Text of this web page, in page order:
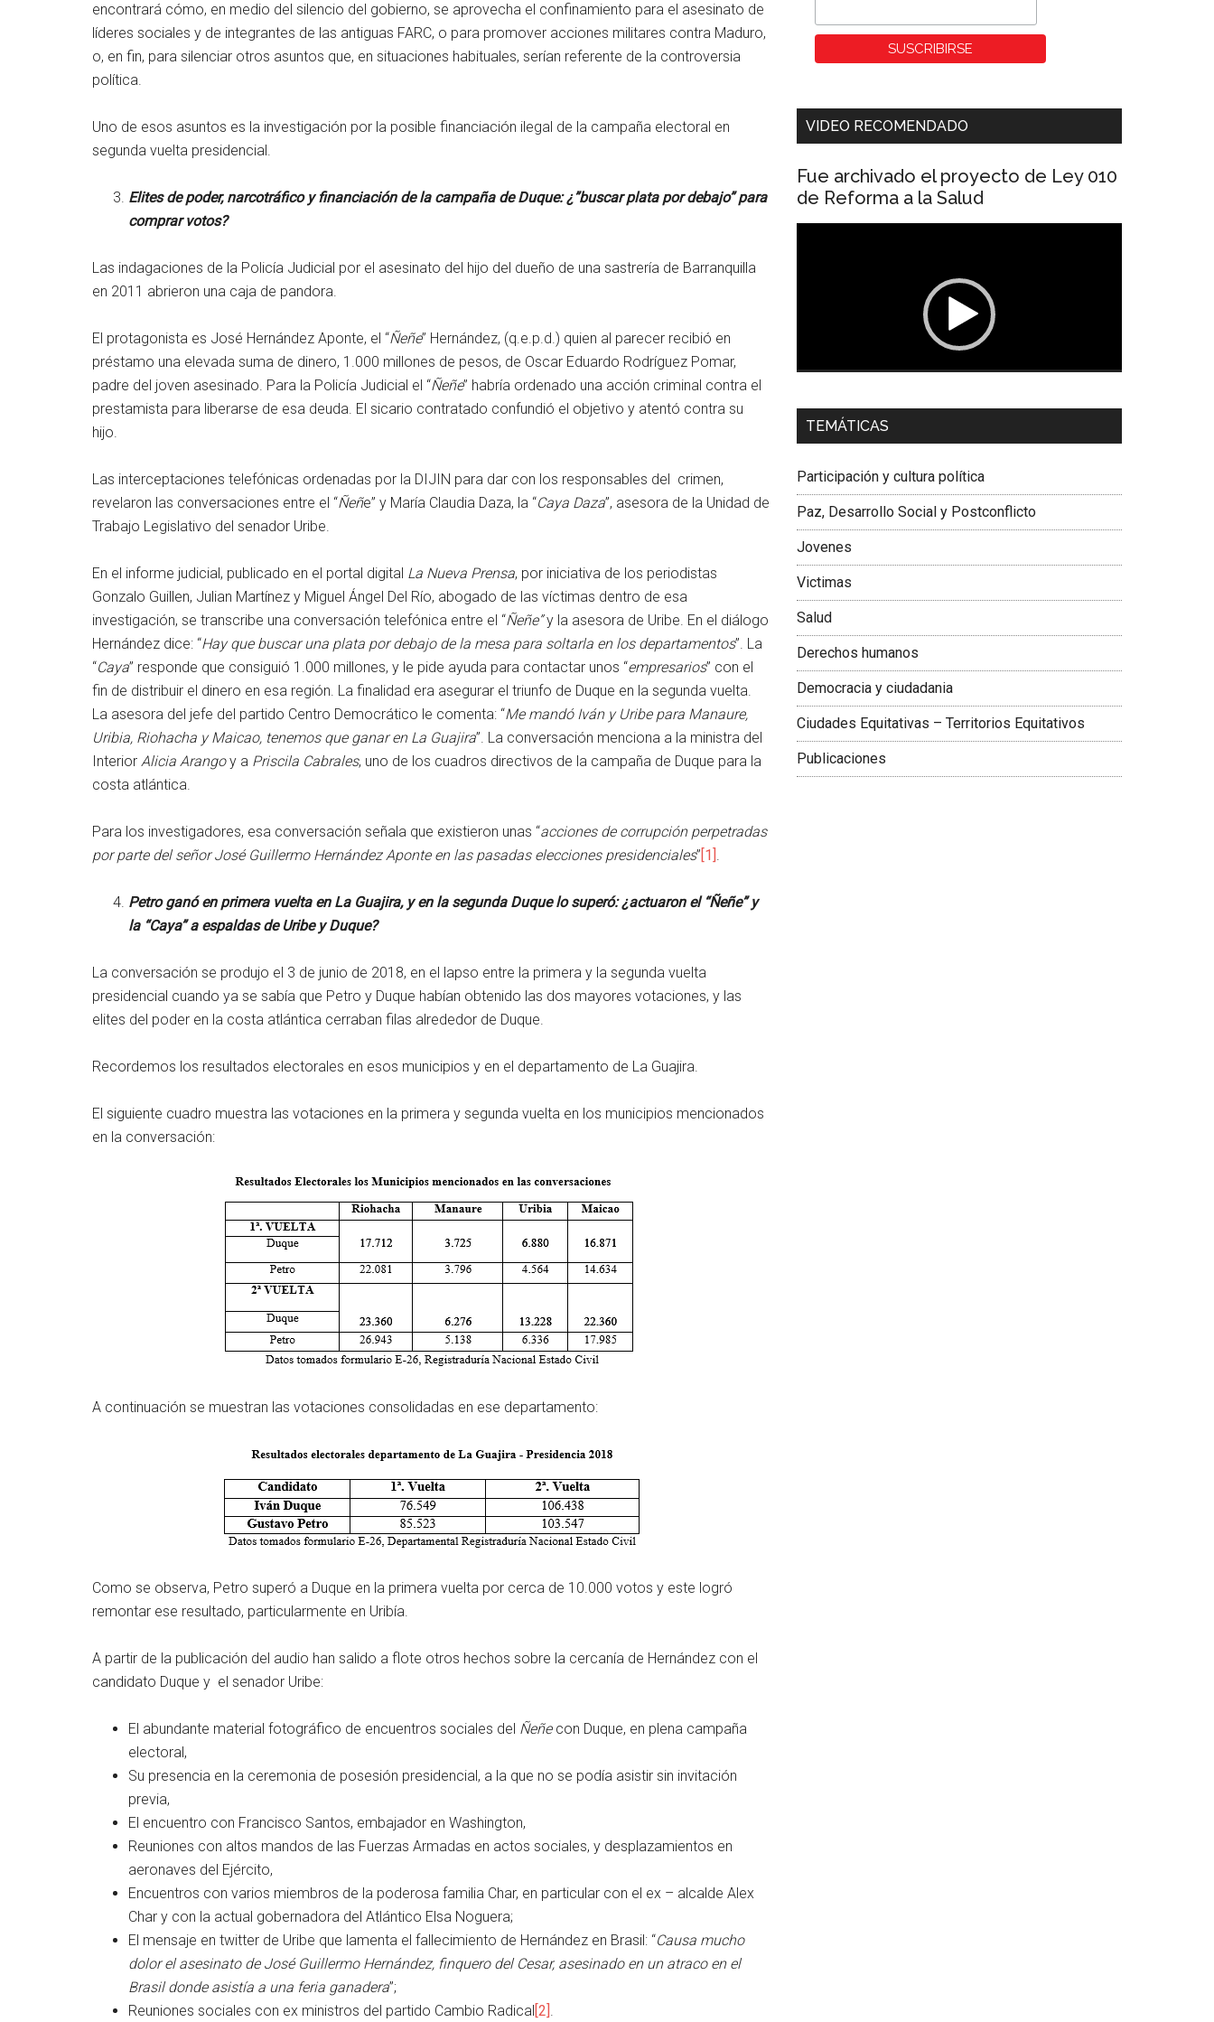
encontrará cómo, en medio del silencio del gobierno, se aprovecha el confinamiento para el asesinato de
líderes sociales y de integrantes de las antiguas FARC, o para promover acciones militares contra Maduro,
o, en fin, para silenciar otros asuntos que, en situaciones habituales, serían referente de la controversia
política.
Uno de esos asuntos es la investigación por la posible financiación ilegal de la campaña electoral en
segunda vuelta presidencial.
Elites de poder, narcotráfico y financiación de la campaña de Duque: ¿”buscar plata por debajo” para
comprar votos?
Las indagaciones de la Policía Judicial por el asesinato del hijo del dueño de una sastrería de Barranquilla
en 2011 abrieron una caja de pandora.
El protagonista es José Hernández Aponte, el “Ñeñe” Hernández, (q.e.p.d.) quien al parecer recibió en
préstamo una elevada suma de dinero, 1.000 millones de pesos, de Oscar Eduardo Rodríguez Pomar,
padre del joven asesinado. Para la Policía Judicial el “Ñeñe” habría ordenado una acción criminal contra el
prestamista para liberarse de esa deuda. El sicario contratado confundió el objetivo y atentó contra su
hijo.
Las interceptaciones telefónicas ordenadas por la DIJIN para dar con los responsables del crimen,
revelaron las conversaciones entre el “Ñeñe” y María Claudia Daza, la “Caya Daza”, asesora de la Unidad de
Trabajo Legislativo del senador Uribe.
En el informe judicial, publicado en el portal digital La Nueva Prensa, por iniciativa de los periodistas
Gonzalo Guillen, Julian Martínez y Miguel Ángel Del Río, abogado de las víctimas dentro de esa
investigación, se transcribe una conversación telefónica entre el “Ñeñe”y la asesora de Uribe. En el diálogo
Hernández dice: “Hay que buscar una plata por debajo de la mesa para soltarla en los departamentos”. La
“Caya” responde que consiguió 1.000 millones, y le pide ayuda para contactar unos “empresarios” con el
fin de distribuir el dinero en esa región. La finalidad era asegurar el triunfo de Duque en la segunda vuelta.
La asesora del jefe del partido Centro Democrático le comenta: “Me mandó Iván y Uribe para Manaure,
Uribia, Riohacha y Maicao, tenemos que ganar en La Guajira”. La conversación menciona a la ministra del
Interior Alicia Arangoy a Priscila Cabrales, uno de los cuadros directivos de la campaña de Duque para la
costa atlántica.
Para los investigadores, esa conversación señala que existieron unas “acciones de corrupción perpetradas
por parte del señor José Guillermo Hernández Aponte en las pasadas elecciones presidenciales”[1].
Petro ganó en primera vuelta en La Guajira, y en la segunda Duque lo superó: ¿actuaron el “Ñeñe” y
la “Caya” a espaldas de Uribe y Duque?
La conversación se produjo el 3 de junio de 2018, en el lapso entre la primera y la segunda vuelta
presidencial cuando ya se sabía que Petro y Duque habían obtenido las dos mayores votaciones, y las
elites del poder en la costa atlántica cerraban filas alrededor de Duque.
Recordemos los resultados electorales en esos municipios y en el departamento de La Guajira.
El siguiente cuadro muestra las votaciones en la primera y segunda vuelta en los municipios mencionados
en la conversación:
A continuación se muestran las votaciones consolidadas en ese departamento:
Como se observa, Petro superó a Duque en la primera vuelta por cerca de 10.000 votos y este logró
remontar ese resultado, particularmente en Uribía.
A partir de la publicación del audio han salido a flote otros hechos sobre la cercanía de Hernández con el
candidato Duque y el senador Uribe:
El abundante material fotográfico de encuentros sociales del Ñeñecon Duque, en plena campaña
electoral,
Su presencia en la ceremonia de posesión presidencial, a la que no se podía asistir sin invitación
previa,
El encuentro con Francisco Santos, embajador en Washington,
Reuniones con altos mandos de las Fuerzas Armadas en actos sociales, y desplazamientos en
aeronaves del Ejército,
Encuentros con varios miembros de la poderosa familia Char, en particular con el ex – alcalde Alex
Char y con la actual gobernadora del Atlántico Elsa Noguera;
El mensaje en twitter de Uribe que lamenta el fallecimiento de Hernández en Brasil: “Causa mucho
dolor el asesinato de José Guillermo Hernández, finquero del Cesar, asesinado en un atraco en el
Brasil donde asistía a una feria ganadera”;
Reuniones sociales con ex ministros del partido Cambio Radical[2].
VIDEO RECOMENDADO
Fue archivado el proyecto de Ley 010
de Reforma a la Salud
Dra. Carolina Corcho Mejía,
Latinoamericana Sur, Vicepresidenta Federación
TEMÁTICAS
Participación y cultura política
Paz, Desarrollo Social y Postconflicto
Jovenes
Victimas
Salud
Derechos humanos
Democracia y ciudadania
Ciudades Equitativas – Territorios Equitativos
Publicaciones